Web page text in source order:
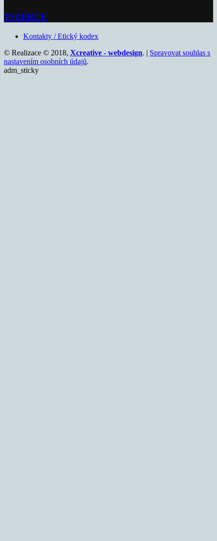
INZERCE
Kontakty / Etický kodex
© Realizace © 2018, Xcreative - webdesign. | Spravovat souhlas s
nastavením osobních údajů.
adm_sticky